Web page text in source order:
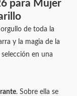
para Mujer
de toda la
y la magia de la
en una
. Sobre ella se